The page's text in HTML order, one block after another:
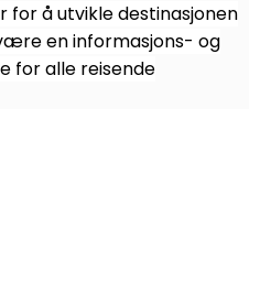
for å utvikle destinasjonen
en informasjons- og
for alle reisende